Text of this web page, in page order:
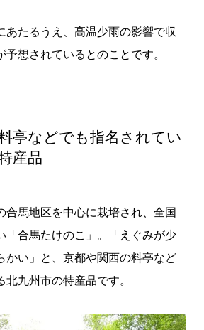
あたるうえ、高温少雨の影響で収
想されているとのことです。
亭などでも指名されてい
産品
合馬地区を中心に栽培され、全国
「合馬たけのこ」。「えぐみが少
かい」と、京都や関西の料亭など
九州市の特産品です。